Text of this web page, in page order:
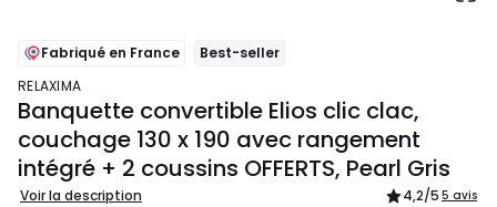
Fabriqué en France
Best-seller
RELAXIMA
Banquette convertible Elios clic clac,
couchage 130 x 190 avec rangement
intégré + 2 coussins OFFERTS, Pearl Gris
Voir la description 4,2/5 5 avis